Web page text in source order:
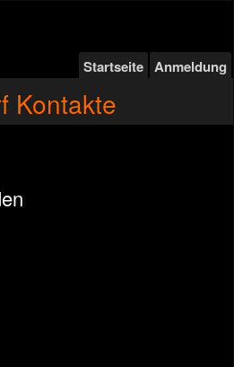
Startseite Anmeldung
Kontakte